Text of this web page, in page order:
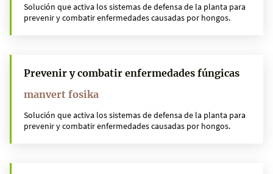
Solución que activa los sistemas de defensa de la planta para
prevenir y combatir enfermedades causadas por hongos.
Prevenir y combatir enfermedades fúngicas
manvert fosika
Solución que activa los sistemas de defensa de la planta para
prevenir y combatir enfermedades causadas por hongos.